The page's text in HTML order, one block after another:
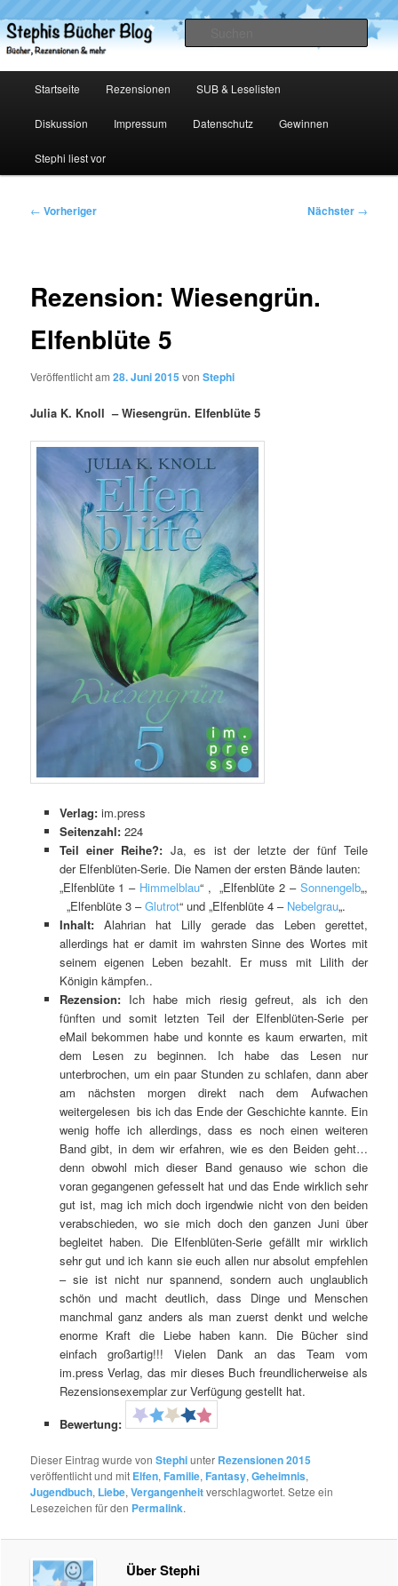
primären
Inhalt
Stephis Bücher Blog
Startseite Rezensionen SUB & Leselisten
Diskussion Impressum Datenschutz Gewinnen
Stephi liest vor
Beitragsnavigation
← Vorheriger Nächster →
Rezension: Wiesengrün.
Elfenblüte 5
Veröffentlicht am28. Juni 2015 vonStephi
Julia K. Knoll – Wiesengrün. Elfenblüte 5
Verlag: im.press
Seitenzahl: 224
Teil einer Reihe?: Ja, es ist der letzte der fünf Teile
der Elfenblüten-Serie. Die Namen der ersten Bände lauten:
„Elfenblüte 1 – Himmelblau“ , „Elfenblüte 2 – Sonnengelb„,
„Elfenblüte 3 –Glutrot“ und „Elfenblüte 4 – Nebelgrau„.
Inhalt: Alahrian hat Lilly gerade das Leben gerettet,
allerdings hat er damit im wahrsten Sinne des Wortes mit
seinem eigenen Leben bezahlt. Er muss mit Lilith der
Königin kämpfen..
Rezension:Ich habe mich riesig gefreut, als ich den
fünften und somit letzten Teil der Elfenblüten-Serie per
eMail bekommen habe und konnte es kaum erwarten, mit
dem Lesen zu beginnen. Ich habe das Lesen nur
unterbrochen, um ein paar Stunden zu schlafen, dann aber
am nächsten morgen direkt nach dem Aufwachen
weitergelesen bis ich das Ende der Geschichte kannte. Ein
wenig hoffe ich allerdings, dass es noch einen weiteren
Band gibt, in dem wir erfahren, wie es den Beiden geht…
denn obwohl mich dieser Band genauso wie schon die
voran gegangenen gefesselt hat und das Ende wirklich sehr
gut ist, mag ich mich doch irgendwie nicht von den beiden
verabschieden, wo sie mich doch den ganzen Juni über
begleitet haben. Die Elfenblüten-Serie gefällt mir wirklich
sehr gut und ich kann sie euch allen nur absolut empfehlen
– sie ist nicht nur spannend, sondern auch unglaublich
schön und macht deutlich, dass Dinge und Menschen
manchmal ganz anders als man zuerst denkt und welche
enorme Kraft die Liebe haben kann. Die Bücher sind
einfach großartig!!! Vielen Dank an das Team vom
im.press Verlag, das mir dieses Buch freundlicherweise als
Rezensionsexemplar zur Verfügung gestellt hat.
Bewertung:
Dieser Eintrag wurde vonStephiunter Rezensionen 2015
veröffentlicht und mit Elfen, Familie, Fantasy,Geheimnis,
Jugendbuch, Liebe,Vergangenheitverschlagwortet. Setze ein
Lesezeichen für den Permalink.
Über Stephi